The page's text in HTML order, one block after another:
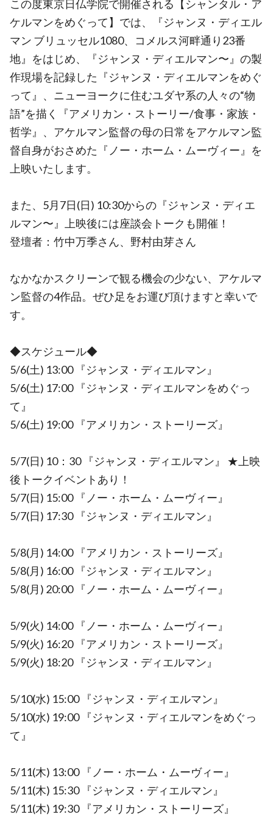
この度東京日仏学院で開催される【シャンタル・ア
ケルマンをめぐって】では、『ジャンヌ・ディエル
マン ブリュッセル1080、コメルス河畔通り23番
地』をはじめ、『ジャンヌ・ディエルマン〜』の製
作現場を記録した『ジャンヌ・ディエルマンをめぐ
って』、ニューヨークに住むユダヤ系の人々の“物
語”を描く『アメリカン・ストーリー/食事・家族・
哲学』、アケルマン監督の母の日常をアケルマン監
督自身がおさめた『ノー・ホーム・ムーヴィー』を
上映いたします。
また、5月7日(日) 10:30からの『ジャンヌ・ディエ
ルマン〜』上映後には座談会トークも開催！
登壇者：竹中万季さん、野村由芽さん
なかなかスクリーンで観る機会の少ない、アケルマ
ン監督の4作品。ぜひ足をお運び頂けますと幸いで
す。
◆スケジュール◆
5/6(土) 13:00 『ジャンヌ・ディエルマン』
5/6(土) 17:00 『ジャンヌ・ディエルマンをめぐっ
て』
5/6(土) 19:00 『アメリカン・ストーリーズ』
5/7(日) 10：30 『ジャンヌ・ディエルマン』 ★上映
後トークイベントあり！
5/7(日) 15:00 『ノー・ホーム・ムーヴィー』
5/7(日) 17:30 『ジャンヌ・ディエルマン』
5/8(月) 14:00 『アメリカン・ストーリーズ』
5/8(月) 16:00 『ジャンヌ・ディエルマン』
5/8(月) 20:00 『ノー・ホーム・ムーヴィー』
5/9(火) 14:00 『ノー・ホーム・ムーヴィー』
5/9(火) 16:20 『アメリカン・ストーリーズ』
5/9(火) 18:20 『ジャンヌ・ディエルマン』
5/10(水) 15:00 『ジャンヌ・ディエルマン』
5/10(水) 19:00 『ジャンヌ・ディエルマンをめぐっ
て』
5/11(木) 13:00 『ノー・ホーム・ムーヴィー』
5/11(木) 15:30 『ジャンヌ・ディエルマン』
5/11(木) 19:30 『アメリカン・ストーリーズ』